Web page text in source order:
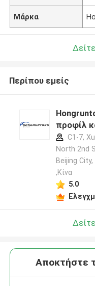
Μάρκα
Περίπου εμείς
προφίλ
C1-7,
North 2nd
Beijing City,
,Κίνα
5.0
Αποκτήστε